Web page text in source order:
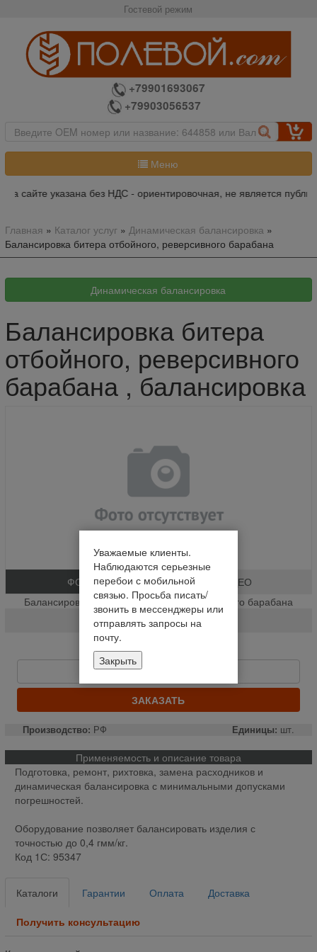
Гостевой режим
+79901693067
+79903056537
Меню
сайте указана без НДС - ориентировочная, не является
Главная » Каталог услуг» Динамическая балансировка »
Балансировка битера отбойного, реверсивного барабана
Балансировка битера
отбойного, реверсивного
барабана , балансировка
ФОТО
ВИДЕО
Балансировка битера отбойного, реверсивного барабана
балансировка
Цену уточняйте
Быстрый заказ
ЗАКАЗАТЬ
Производство: РФ Единицы: шт.
Применяемость и описание товара
Подготовка, ремонт, рихтовка, замена расходников и
динамическая балансировка с минимальными допусками
погрешностей.
Оборудование позволяет балансировать изделия с
точностью до 0,4 гмм/кг.
Код 1С: 95347
Каталоги Гарантии Оплата Доставка
Получить консультацию
Уважаемые клиенты.
Наблюдаются серьезные
перебои с мобильной
связью. Просьба писать/
звонить в мессенджеры или
отправлять запросы на
почту.
Закрыть